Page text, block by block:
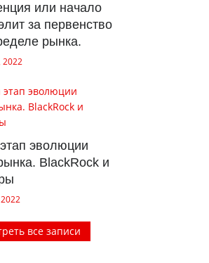
или начало
за первенство
рынка.
2022
эволюции
BlackRock и
все записи